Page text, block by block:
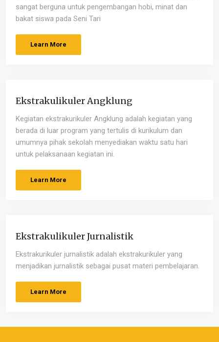
sangat berguna untuk pengembangan hobi, minat dan
bakat siswa pada Seni Tari
Learn More
Ekstrakulikuler Angklung
Kegiatan ekstrakurikuler Angklung adalah kegiatan yang
berada di luar program yang tertulis di kurikulum dan
umumnya pihak sekolah menyediakan waktu satu hari
untuk pelaksanaan kegiatan ini.
Learn More
Ekstrakulikuler Jurnalistik
Ekstrakurikuler jurnalistik adalah ekstrakurikuler yang
menjadikan jurnalistik sebagai pusat materi pembelajaran.
Learn More